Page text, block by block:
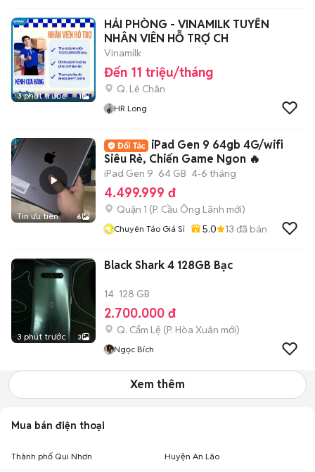
3 phút trước 1
HẢI PHÒNG - VINAMILK TUYỂN
NHÂN VIÊN HỖ TRỢ CH
Vinamilk
Đến 11 triệu/tháng
Q. Lê Chân
HR Long
Tin ưu tiên 6
iPad Gen 9 64gb 4G/wifi
Siêu Rẻ, Chiến Game Ngon 🔥
iPad Gen 9 64 GB 4-6 tháng
4.499.999 đ
Quận 1 (P. Cầu Ông Lãnh mới)
Chuyên Táo Giá Sỉ 5.0 13 đã bán
3 phút trước 3
Black Shark 4 128GB Bạc
14 128 GB
2.700.000 đ
Q. Cẩm Lệ (P. Hòa Xuân mới)
Ngọc Bích
Xem thêm
Mua bán điện thoại
Thành phố Qui Nhơn Huyện An Lão